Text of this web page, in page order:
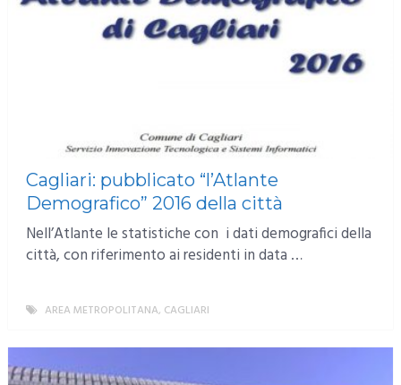
Cagliari: pubblicato “l’Atlante
Demografico” 2016 della città
Nell’Atlante le statistiche con i dati demografici della
città, con riferimento ai residenti in data …
AREA METROPOLITANA, CAGLIARI